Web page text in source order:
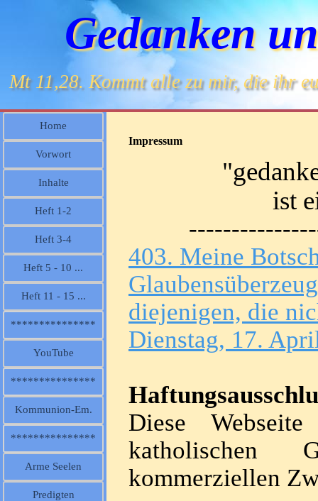
Gedanken
Mt 11,28. Kommt alle zu mir, die ihr
Home
Vorwort
Inhalte
Heft 1-2
Heft 3-4
Heft 5 - 10 ...
Heft 11 - 15 ...
***************
YouTube
***************
Kommunion-Em.
***************
Arme Seelen
Predigten
Impressum
ist
403. Meine
diejenigen, die
Dienstag, 17.
Diese
katholischen
kommerziellen